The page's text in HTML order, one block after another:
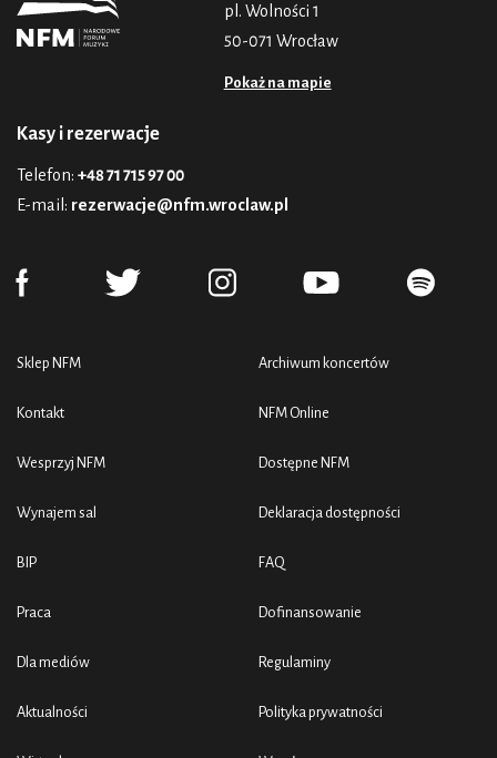
pl. Wolności 1
50-071 Wrocław
Pokaż na mapie
Kasy i rezerwacje
Telefon: +48 71 715 97 00
E-mail: rezerwacje@nfm.wroclaw.pl
Sklep NFM
Kontakt
Wesprzyj NFM
Wynajem sal
BIP
Praca
Dla mediów
Aktualności
Archiwum koncertów
NFM Online
Dostępne NFM
Deklaracja dostępności
FAQ
Dofinansowanie
Regulaminy
Polityka prywatności